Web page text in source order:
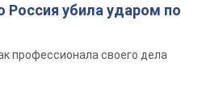
Россия убила ударом по
профессионала своего дела